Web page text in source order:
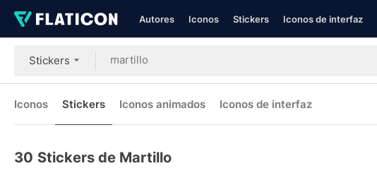
Autores Iconos Stickers Iconos de interfaz
Stickers
Iconos Stickers Iconos animados Iconos de interfaz
30 Stickers de Martillo